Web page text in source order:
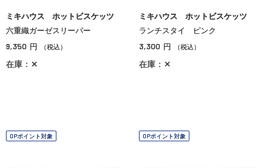
ミキハウス ホットビスケッツ
六重織ガーゼスリーパー
9,350 円 （税込）
在庫：✕
ミキハウス ホットビスケッツ
ランチスタイ ピンク
3,300 円 （税込）
在庫：✕
OPポイント対象 OPポイント対象